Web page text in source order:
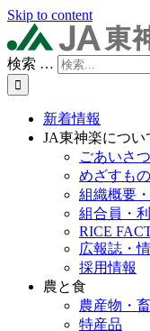
Skip to content
検索 …
新着情報
JA東神楽につい
ごあいさつ
めざすもの
組織概要
組合員・
RICE
広報誌・
採用情報
農と食
農産物・
特産品